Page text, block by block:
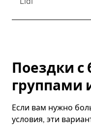
Поездки
группами
Если вам нужно
условия, эти